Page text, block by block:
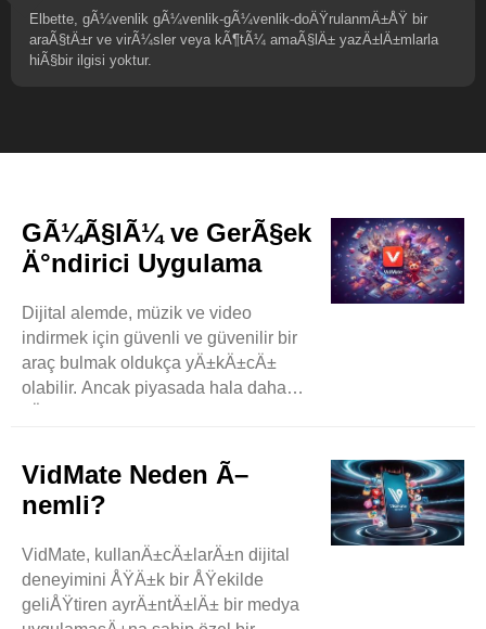
Elbette, gÃ¼venlik gÃ¼venlik-gÃ¼venlik-doÄŸrulanmÄ±ÅŸ bir
araÃ§tÄ±r ve virÃ¼sler veya kÃ¶tÃ¼ amaÃ§lÄ± yazÄ±lÄ±mlarla
hiÃ§bir ilgisi yoktur.
GÃ¼Ã§lÃ¼ ve GerÃ§ek
Ä°ndirici Uygulama
Dijital alemde, müzik ve video
indirmek için güvenli ve güvenilir bir
araç bulmak oldukça yÄ±kÄ±cÄ±
olabilir. Ancak piyasada hala daha
mevcuttur. Instagram, DailyMotion ve
daha fazlasÄ± gibi video tabanlÄ±
web sitelerine eriÅŸerek zahmetsizce
bekleyebilirsiniz. VidMate ile hiçbir
ÅŸey sÄ±nÄ±rlanmaz çünkü
kullanÄ±cÄ± ..
VidMate Neden Ã–
nemli?
VidMate, kullanÄ±cÄ±larÄ±n dijital
deneyimini ÅŸÄ±k bir ÅŸekilde
geliÅŸtiren ayrÄ±ntÄ±lÄ± bir medya